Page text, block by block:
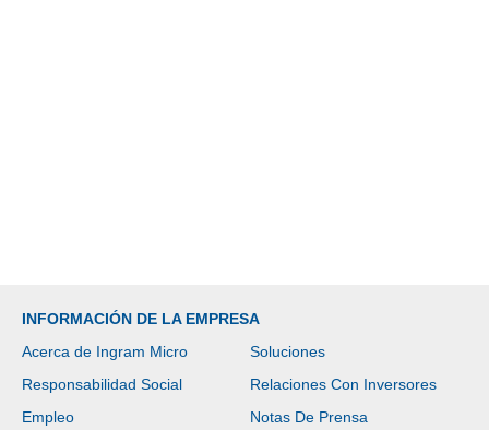
INFORMACIÓN DE LA EMPRESA
Acerca de Ingram Micro
Soluciones
Responsabilidad Social
Relaciones Con Inversores
Empleo
Notas De Prensa